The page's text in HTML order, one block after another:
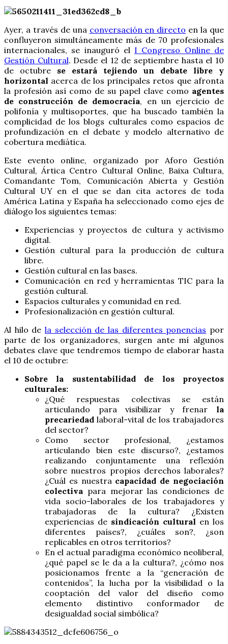
Ayer, a través de una conversación en directo en la que
confluyeron simultáneamente más de 70 profesionales
internacionales, se inauguró el I Congreso Online de
Gestión Cultural. Desde el 12 de septiembre hasta el 10
de octubre se estará tejiendo un debate libre y
horizontal acerca de los principales retos que afronta
la profesión así como de su papel clave como agentes
de construcción de democracia, en un ejercicio de
polifonía y multisoportes, que ha buscado también la
complicidad de los blogs culturales como espacios de
profundización en el debate y modelo alternativo de
cobertura mediática.
Este evento online, organizado por Aforo Gestión
Cultural, Ártica Centro Cultural Online, Baixa Cultura,
Comandante Tom, Comunicación Abierta y Gestión
Cultural UY en el que se dan cita actores de toda
América Latina y España ha seleccionado como ejes de
diálogo los siguientes temas:
Experiencias y proyectos de cultura y activismo
digital.
Gestión cultural para la producción de cultura
libre.
Gestión cultural en las bases.
Comunicación en red y herramientas TIC para la
gestión cultural.
Espacios culturales y comunidad en red.
Profesionalización en gestión cultural.
Al hilo de la selección de las diferentes ponencias por
parte de los organizadores, surgen ante mí algunos
debates clave que tendremos tiempo de elaborar hasta
el 10 de octubre:
Sobre la sustentabilidad de los proyectos
culturales:
¿Qué respuestas colectivas se están
articulando para visibilizar y frenar la
precariedad laboral-vital de los trabajadores
del sector?
Como sector profesional, ¿estamos
articulando bien este discurso?, ¿estamos
realizando conjuntamente una reflexión
sobre nuestros propios derechos laborales?
¿Cuál es nuestra capacidad de negociación
colectiva para mejorar las condiciones de
vida socio-laborales de los trabajadores y
trabajadoras de la cultura? ¿Existen
experiencias de sindicación cultural en los
diferentes países?, ¿cuáles son?, ¿son
replicables en otros territorios?
En el actual paradigma económico neoliberal,
¿qué papel se le da a la cultura?, ¿cómo nos
posicionamos frente a la “generación de
contenidos”, la lucha por la visibilidad o la
cooptación del valor del diseño como
elemento distintivo conformador de
desigualdad social simbólica?